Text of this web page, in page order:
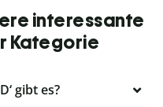
interessante
Kategorie
gibt es?